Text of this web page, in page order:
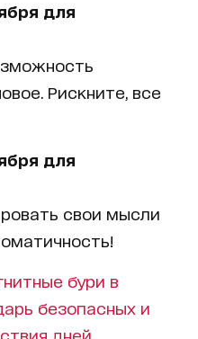
для
Рискните, все
для
свои мысли
бури в
безопасных и
дней